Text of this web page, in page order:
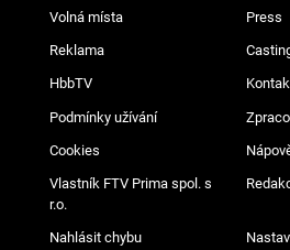
Volná místa Press
Reklama
HbbTV
Podmínky užívání
Cookies
Vlastník FTV Prima spol. s
r.o.
Nahlásit chybu